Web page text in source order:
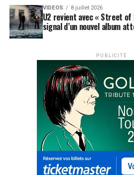
VIDEOS 8 juillet 2026
U2 revient avec « Street of
signal d’un nouvel album
PUBLICITÉ